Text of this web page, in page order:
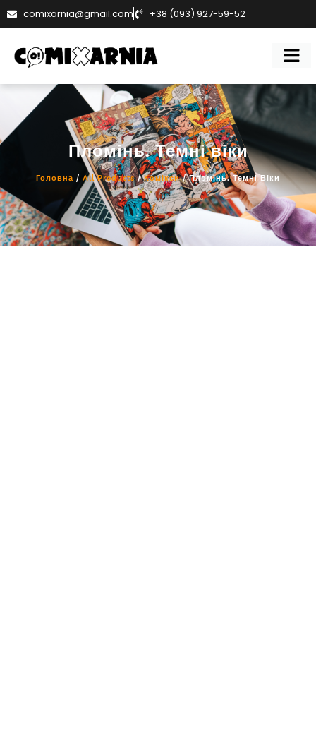
comixarnia@gmail.com +38 (093) 927-59-52
Пломінь. Темні віки
Головна / All Products/Комікси/ Пломінь. Темні Віки